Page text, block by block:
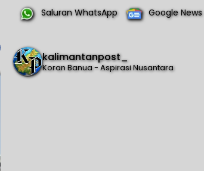
Saluran WhatsApp Google News
kalimantanpost_
Koran Banua - Aspirasi Nusantara